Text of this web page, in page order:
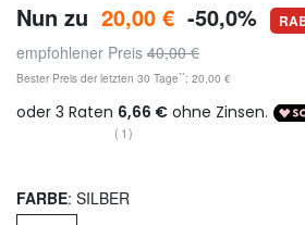
Nun zu 20,00 € -50,0%
empfohlener Preis 40,00 €
Bester Preis der letzten 30 Tage**: 20,00 €
(1)
FARBE: SILBER